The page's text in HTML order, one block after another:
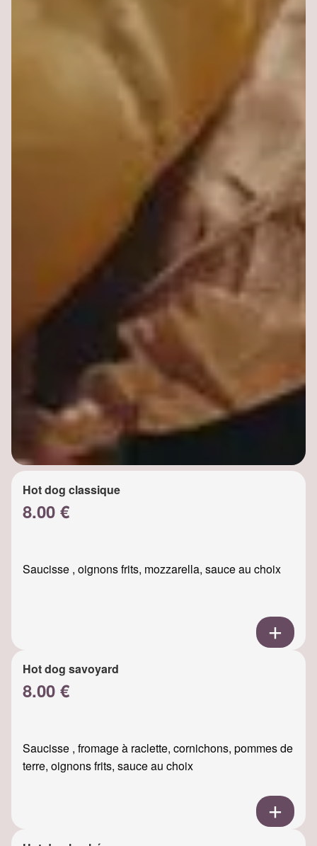
Hot dog classique
8.00 €
Saucisse , oignons frits, mozzarella, sauce au choix
Hot dog savoyard
8.00 €
Saucisse , fromage à raclette, cornichons, pommes de
terre, oignons frits, sauce au choix